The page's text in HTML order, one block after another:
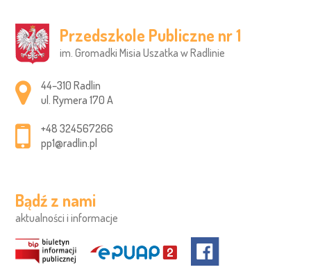
Przedszkole Publiczne nr 1
im. Gromadki Misia Uszatka w Radlinie
Adres pocztowy:
44–310 Radlin
ul. Rymera 170 A
+48 324567266
pp1@radlin.pl
Bądź z nami
aktualności i informacje